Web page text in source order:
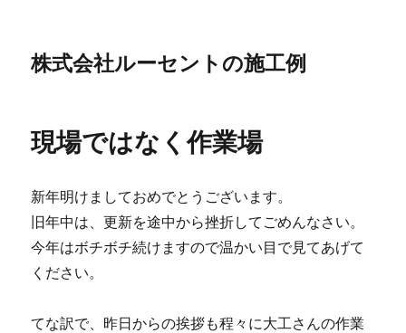
株式会社ルーセントの施工例
現場ではなく作業場
新年明けましておめでとうございます。
旧年中は、更新を途中から挫折してごめんなさい。
今年はボチボチ続けますので温かい目で見てあげて
ください。
てな訳で、昨日からの挨拶も程々に大工さんの作業